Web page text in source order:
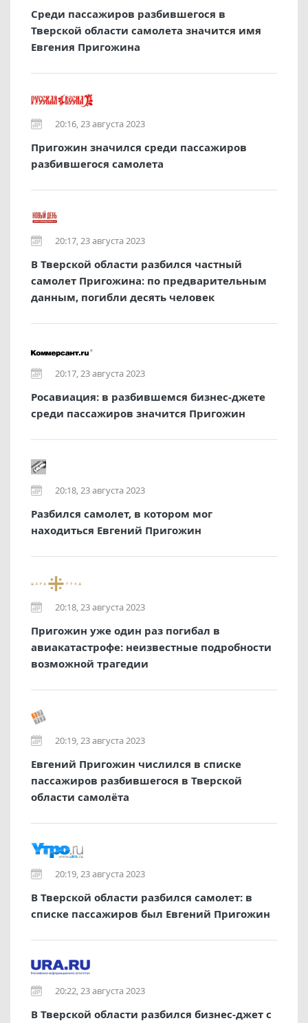
Среди пассажиров разбившегося в
Тверской области самолета значится имя
Евгения Пригожина
20:16, 23 августа 2023
Пригожин значился среди пассажиров
разбившегося самолета
20:17, 23 августа 2023
В Тверской области разбился частный
самолет Пригожина: по предварительным
данным, погибли десять человек
20:17, 23 августа 2023
Росавиация: в разбившемся бизнес-джете
среди пассажиров значится Пригожин
20:18, 23 августа 2023
Разбился самолет, в котором мог
находиться Евгений Пригожин
20:18, 23 августа 2023
Пригожин уже один раз погибал в
авиакатастрофе: неизвестные подробности
возможной трагедии
20:19, 23 августа 2023
Евгений Пригожин числился в списке
пассажиров разбившегося в Тверской
области самолёта
20:19, 23 августа 2023
В Тверской области разбился самолет: в
списке пассажиров был Евгений Пригожин
20:22, 23 августа 2023
В Тверской области разбился бизнес-джет с